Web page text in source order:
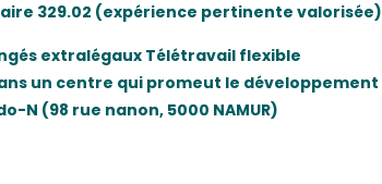
329.02 (expérience pertinente valorisée)
extralégaux Télétravail flexible
un centre qui promeut le développement
N (98 rue nanon, 5000 NAMUR)